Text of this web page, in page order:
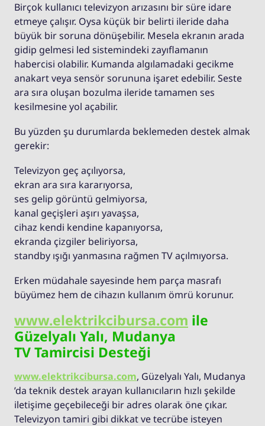
Birçok kullanıcı televizyon arızasını bir süre idare
etmeye çalışır. Oysa küçük bir belirti ileride daha
büyük bir soruna dönüşebilir. Mesela ekranın arada
gidip gelmesi led sistemindeki zayıflamanın
habercisi olabilir. Kumanda algılamadaki gecikme
anakart veya sensör sorununa işaret edebilir. Seste
ara sıra oluşan bozulma ileride tamamen ses
kesilmesine yol açabilir.
Bu yüzden şu durumlarda beklemeden destek almak
gerekir:
Televizyon geç açılıyorsa,
ekran ara sıra kararıyorsa,
ses gelip görüntü gelmiyorsa,
kanal geçişleri aşırı yavaşsa,
cihaz kendi kendine kapanıyorsa,
ekranda çizgiler beliriyorsa,
standby ışığı yanmasına rağmen TV açılmıyorsa.
Erken müdahale sayesinde hem parça masrafı
büyümez hem de cihazın kullanım ömrü korunur.
www.elektrikcibursa.com ile
Güzelyalı Yalı, Mudanya
TV Tamircisi Desteği
www.elektrikcibursa.com, Güzelyalı Yalı, Mudanya
’da teknik destek arayan kullanıcıların hızlı şekilde
iletişime geçebileceği bir adres olarak öne çıkar.
Televizyon tamiri gibi dikkat ve tecrübe isteyen